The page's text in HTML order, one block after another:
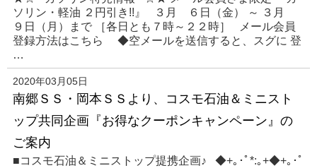
ソリン・軽油 ２円引き!!』 ３月 ６日（金） ～ ３月
９日（月）まで ［各日とも７時～２２時］ メール会員
登録方法はこちら ◆空メールを送信すると、スグに 登
…
2020年03月05日
南郷ＳＳ・岡本ＳＳより、コスモ石油＆ミニスト
ップ共同企画『お得なクーポンキャンペーン』の
ご案内
■コスモ石油＆ミニストップ提携企画♪ ◆+｡･ﾟ*:｡+◆+｡･ﾟ